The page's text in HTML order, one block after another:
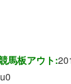
馬板アウト: